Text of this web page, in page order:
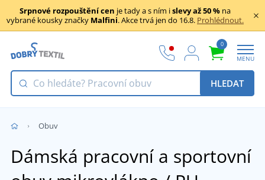
Srpnové rozpouštění cen je tady a s ním islevy až 50 % na
vybrané kousky značky Malfini. Akce trvá jen do 16.8. Prohlédnout.
0
MENU
HLEDAT
Obuv
Dámská pracovní a sportovní